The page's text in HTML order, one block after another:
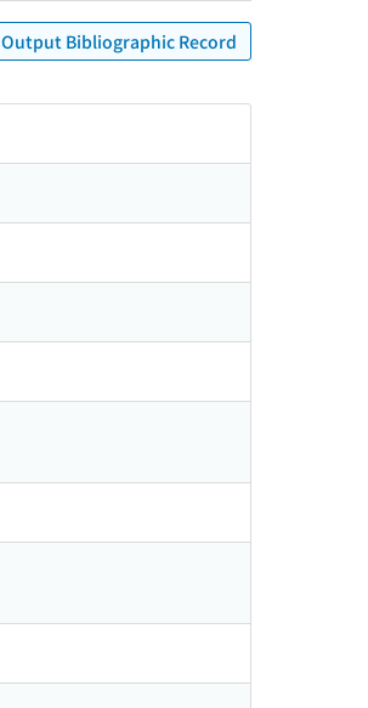
Output Bibliographic Record